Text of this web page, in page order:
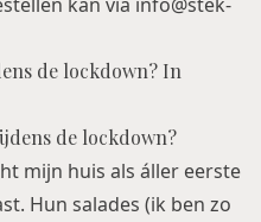
de lockdown? In
mijn huis als áller eerste
Hun salades (ik ben zo